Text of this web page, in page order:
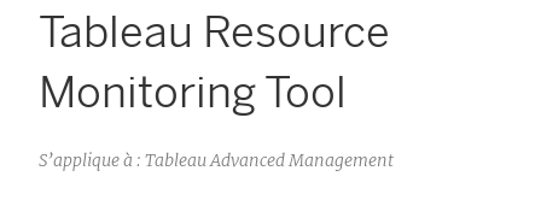
Tableau Resource
Monitoring Tool
S’applique à : Tableau Advanced Management